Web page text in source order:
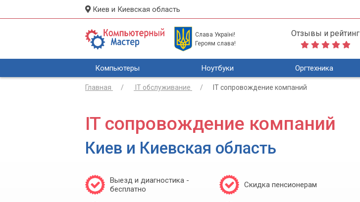
Киев и Киевская область
Слава Україні!
Героям слава!
Отзывы и рейтинг
Компьютеры Ноутбуки Оргтехника
Главная IT обслуживание IT сопровождение компаний
IT сопровождение компаний
Киев и Киевская область
Выезд и диагностика -
бесплатно
Скидка пенсионерам